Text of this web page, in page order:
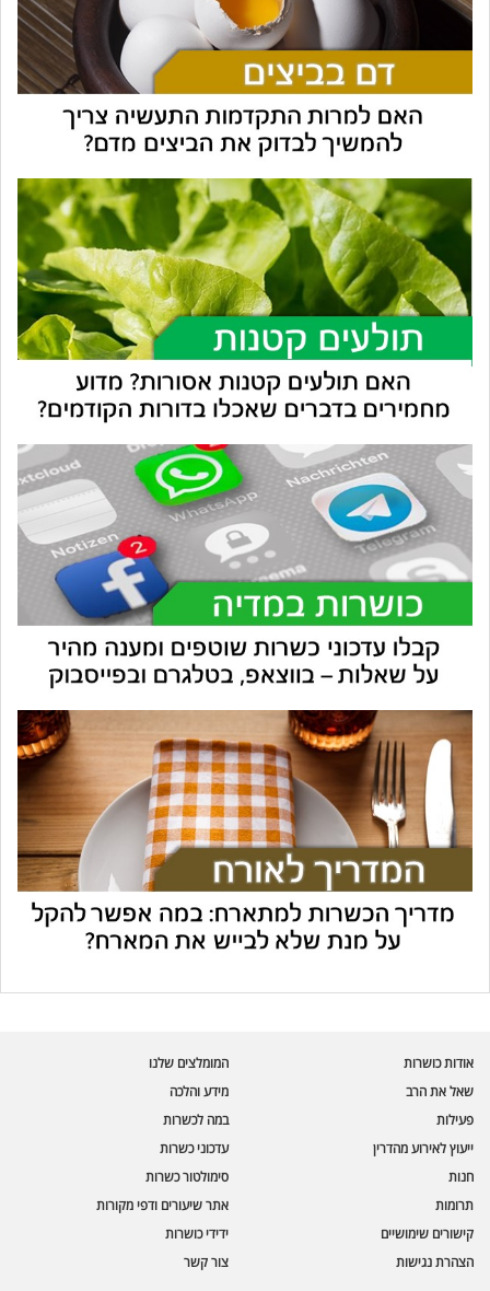
אודות כושרות
שאל את הרב
פעילות
ייעוץ לאירוע מהדרין
המומלצים שלנו
מידע והלכה
במה לכשרות
עדכוני כשרות
חנות
תרומות
קישורים שימושיים
הצהרת נגישות
סימולטור כשרות
אתר שיעורים ודפי מקורות
ידידי כושרות
צור קשר
🪲 בדיקת חרקים
מספר כושרות ומאמרי האתר
🔀 תערובות כלים ומאכלים